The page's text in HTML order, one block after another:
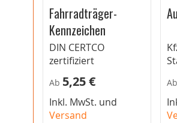
Fahrradträger-
Kennzeichen
DIN CERTCO
zertifiziert
Ab 5,25 €
Inkl. MwSt. und
Versand
Ab